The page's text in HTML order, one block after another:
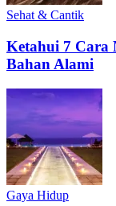
Sehat & Cantik
Ketahui 7 Cara
Bahan Alami
Gaya Hidup